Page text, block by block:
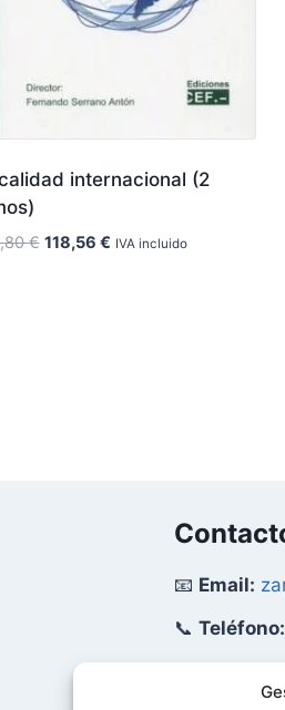
internacional (2
€ El
118,56 €ElIVA incluido
📧 Email:
📞 Teléfono:
Mi